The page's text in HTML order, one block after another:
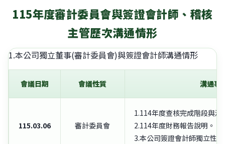
115年度審計委員會與簽證會計師、稽核
主管歷次溝通情形
1.本公司獨立董事(審計委員會)與簽證會計師溝通情形
會議日期 會議性質 溝通事
115.03.06 審計委員會
1.114年度查核完成階段與
2.114年度財務報告說明。
3.本公司簽證會計師獨立性